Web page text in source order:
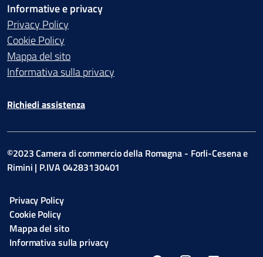
Informative e privacy
Privacy Policy
Cookie Policy
Mappa del sito
Informativa sulla privacy
Richiedi assistenza
©2023 Camera di commercio della Romagna - Forli-Cesena e
Rimini | P.IVA 04283130401
Privacy Policy
Cookie Policy
Mappa del sito
Informativa sulla privacy